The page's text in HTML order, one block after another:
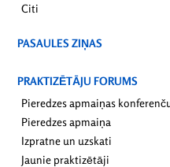
Citi
PASAULES ZIŅAS
PRAKTIZĒTĀJU FORUMS
Pieredzes apmaiņas
Pieredzes apmaiņa
Izpratne un uzskati
Jaunie praktizētāji